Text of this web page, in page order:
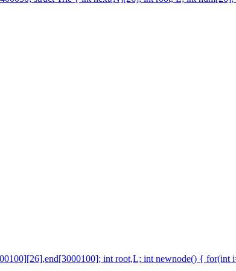
int root,L; int newnode() { for(int